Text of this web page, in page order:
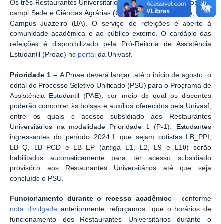
Os três Restaurantes Universitários (RUs) estão localizados nos
campi Sede e Ciências Agrárias (CCA), em Petrolina (PE), e no
Campus Juazeiro (BA). O serviço de refeições é aberto à
comunidade acadêmica e ao público externo. O cardápio das
refeições é disponibilizado pela Pró-Reitoria de Assistência
Estudantil (Proae) no portal da Univasf.
Prioridade 1 –A Proae deverá lançar, até o início de agosto, o
edital do Processo Seletivo Unificado (PSU) para o Programa de
Assistência Estudantil (PAE), por meio do qual os discentes
poderão concorrer às bolsas e auxílios oferecidos pela Univasf,
entre os quais o acesso subsidiado aos Restaurantes
Universitários na modalidade Prioridade 1 (P-1). Estudantes
ingressantes do período 2024.1 que sejam cotistas LB_PPI,
LB_Q, LB_PCD e LB_EP (antiga L1, L2, L9 e L10) serão
habilitados automaticamente para ter acesso subsidiado
provisório aos Restaurantes Universitários até que seja
concluído o PSU.
Funcionamento durante o recesso acadêmico - conforme
nota divulgadaanteriormente, reforçamos que o horários de
funcionamento dos Restaurantes Universitários durante o